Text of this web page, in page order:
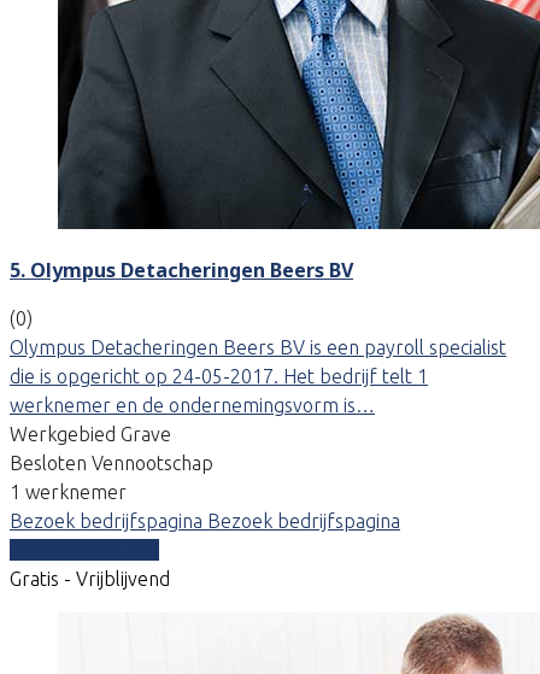
5. Olympus Detacheringen Beers BV
(0)
Olympus Detacheringen Beers BV is een payroll specialist
die is opgericht op 24-05-2017. Het bedrijf telt 1
werknemer en de ondernemingsvorm is…
Werkgebied Grave
Besloten Vennootschap
1 werknemer
Bezoek bedrijfspagina Bezoek bedrijfspagina
Gratis - Vrijblijvend